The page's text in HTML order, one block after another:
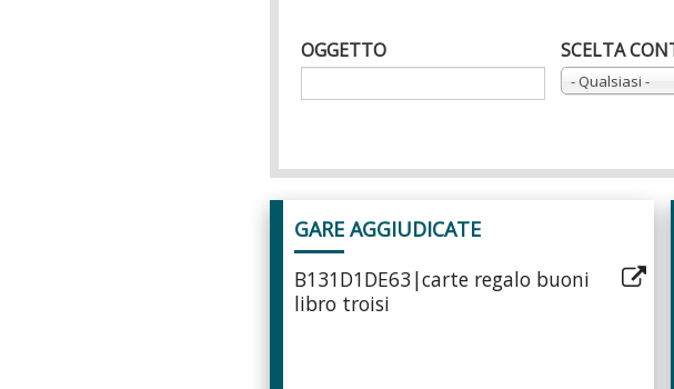
OGGETTO SCELTA
- Qualsiasi -
GARE AGGIUDICATE
B131D1DE63|carte regalo buoni
libro troisi
Pagine